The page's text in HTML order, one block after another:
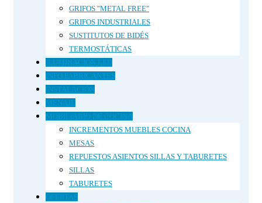
GRIFOS "METAL FREE"
GRIFOS INDUSTRIALES
SUSTITUTOS DE BIDÉS
TERMOSTÁTICAS
ILUMINACIÓN LED
INFO FABRICANTES
INSTALACIÓN
MENAJE
MOBILIARIO DE COCINA
INCREMENTOS MUEBLES COCINA
MESAS
REPUESTOS ASIENTOS SILLAS Y TABURETES
SILLAS
TABURETES
OFERTAS